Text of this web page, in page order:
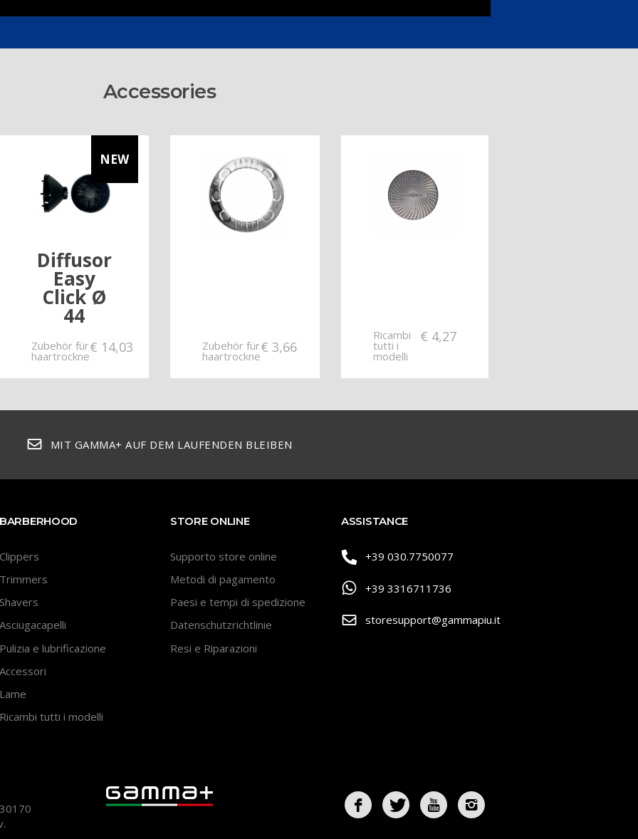
Accessories
NEW
Diffusor
Easy
Click Ø
44
Zubehör für
haartrockne
€ 14,03 Zubehör für
haartrockne
€ 3,66
Ricambi
tutti i
modelli
€ 4,27
MIT GAMMA+ AUF DEM LAUFENDEN BLEIBEN
BARBERHOOD
Clippers
Trimmers
Shavers
Asciugacapelli
Pulizia e lubrificazione
Accessori
Lame
Ricambi tutti i modelli
STORE ONLINE
Supporto store online
Metodi di pagamento
Paesi e tempi di spedizione
Datenschutzrichtlinie
Resi e Riparazioni
ASSISTANCE
+39 030.7750077
+39 3316711736
storesupport@gammapiu.it